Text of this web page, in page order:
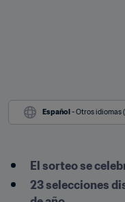
Español - Otros idiomas
El sorteo se
23 selecciones